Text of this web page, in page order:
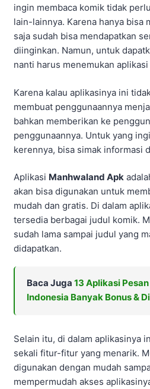
ingin membaca komik tidak
lain-lainnya. Karena hanya bisa
saja sudah bisa mendapatkan
diinginkan. Namun, untuk
nanti harus menemukan
Karena kalau aplikasinya ini
membuat penggunaannya
bahkan memberikan ke
penggunaannya. Untuk yang
kerennya, bisa simak informasi
Aplikasi Manhwaland Apk
akan bisa digunakan untuk
mudah dan gratis. Di dalam
tersedia berbagai judul komik.
sudah lama sampai judul yang
didapatkan.
Baca Juga 13 Aplikasi
Indonesia Banyak Bonus &
Selain itu, di dalam aplikasinya
sekali fitur-fitur yang menarik.
digunakan dengan mudah
mempermudah akses